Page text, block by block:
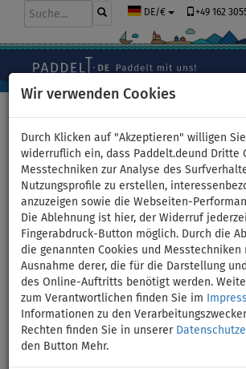
Wir verwenden Cookies
Durch Klicken auf "Akzeptieren" willigen
widerruflich ein, dass Paddelt.deund Dritte
Messtechniken zur Analyse des
Nutzungsprofile zu erstellen,
anzuzeigen sowie die Webseiten-
Die Ablehnung ist hier, der Widerruf
Fingerabdruck-Button möglich. Durch die
die genannten Cookies und
Ausnahme derer, die für die Darstellung
des Online-Auftritts benötigt werden.
zum Verantwortlichen finden Sie im
Informationen zu den
Rechten finden Sie in unserer
den Button Mehr.
DE/€ +49 162
Schlauchboot
AK260AD green mit
- Set: mit
VENOM 44 12V
Previous